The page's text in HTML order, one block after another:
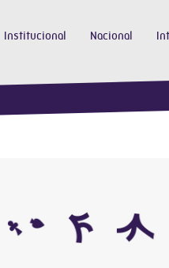
Institucional Nacional